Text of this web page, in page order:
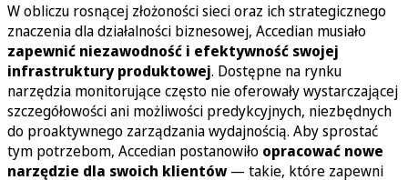
W obliczu rosnącej złożoności sieci oraz ich strategicznego
znaczenia dla działalności biznesowej, Accedian musiało
zapewnić niezawodność i efektywność swojej
infrastruktury produktowej. Dostępne na rynku
narzędzia monitorujące często nie oferowały wystarczającej
szczegółowości ani możliwości predykcyjnych, niezbędnych
do proaktywnego zarządzania wydajnością. Aby sprostać
tym potrzebom, Accedian postanowiło opracować nowe
narzędzie dla swoich klientów — takie, które zapewni